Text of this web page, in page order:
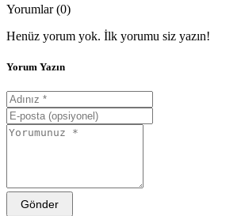
Yorumlar (0)
Henüz yorum yok. İlk yorumu siz yazın!
Yorum Yazın
Gönder